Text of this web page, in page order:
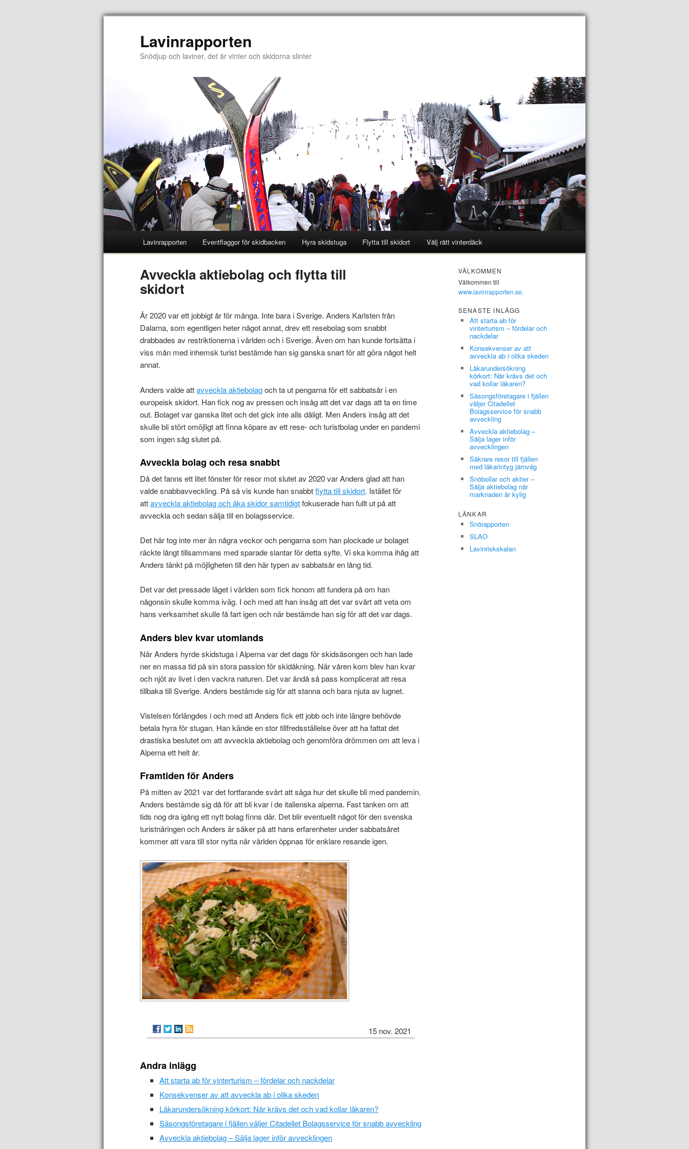
Lavinrapporten
Snödjup och laviner, det är vinter och skidorna slinter
Lavinrapporten Eventflaggor för skidbacken Hyra skidstuga Flytta till skidort Välj rätt vinterdäck
Avveckla aktiebolag och flytta till
skidort
År 2020 var ett jobbigt år för många. Inte bara i Sverige. Anders Karlsten från
Dalarna, som egentligen heter något annat, drev ett resebolag som snabbt
drabbades av restriktionerna i världen och i Sverige. Även om han kunde fortsätta i
viss mån med inhemsk turist bestämde han sig ganska snart för att göra något helt
annat.
Anders valde attavveckla aktiebolagoch ta ut pengarna för ett sabbatsår i en
europeisk skidort. Han fick nog av pressen och insåg att det var dags att ta en time
out. Bolaget var ganska litet och det gick inte alls dåligt. Men Anders insåg att det
skulle bli stört omöjligt att finna köpare av ett rese- och turistbolag under en pandemi
som ingen såg slutet på.
Avveckla bolag och resa snabbt
Då det fanns ett litet fönster för resor mot slutet av 2020 var Anders glad att han
valde snabbavveckling. På så vis kunde han snabbtflytta till skidort. Istället för
attavveckla aktiebolag och åka skidor samtidigtfokuserade han fullt ut på att
avveckla och sedan sälja till en bolagsservice.
Det här tog inte mer än några veckor och pengarna som han plockade ur bolaget
räckte långt tillsammans med sparade slantar för detta syfte. Vi ska komma ihåg att
Anders tänkt på möjligheten till den här typen av sabbatsår en lång tid.
Det var det pressade läget i världen som fick honom att fundera på om han
någonsin skulle komma iväg. I och med att han insåg att det var svårt att veta om
hans verksamhet skulle få fart igen och när bestämde han sig för att det var dags.
Anders blev kvar utomlands
När Anders hyrde skidstuga i Alperna var det dags för skidsäsongen och han lade
ner en massa tid på sin stora passion för skidåkning. När våren kom blev han kvar
och njöt av livet i den vackra naturen. Det var ändå så pass komplicerat att resa
tillbaka till Sverige. Anders bestämde sig för att stanna och bara njuta av lugnet.
Vistelsen förlängdes i och med att Anders fick ett jobb och inte längre behövde
betala hyra för stugan. Han kände en stor tillfredsställelse över att ha fattat det
drastiska beslutet om att avveckla aktiebolag och genomföra drömmen om att leva i
Alperna ett helt år.
Framtiden för Anders
På mitten av 2021 var det fortfarande svårt att säga hur det skulle bli med pandemin.
Anders bestämde sig då för att bli kvar i de italienska alperna. Fast tanken om att
tids nog dra igång ett nytt bolag finns där. Det blir eventuellt något för den svenska
turistnäringen och Anders är säker på att hans erfarenheter under sabbatsåret
kommer att vara till stor nytta när världen öppnas för enklare resande igen.
15 nov. 2021
Andra inlägg
Att starta ab för vinterturism – fördelar och nackdelar
Konsekvenser av att avveckla ab i olika skeden
Läkarundersökning körkort: När krävs det och vad kollar läkaren?
Säsongsföretagare i fjällen väljer Citadellet Bolagsservice för snabb avveckling
Avveckla aktiebolag – Sälja lager inför avvecklingen
VÄLKOMMEN
Välkommen till
www.lavinrapporten.se.
SENASTE INLÄGG
Att starta ab för
vinterturism – fördelar och
nackdelar
Konsekvenser av att
avveckla ab i olika skeden
Läkarundersökning
körkort: När krävs det och
vad kollar läkaren?
Säsongsföretagare i fjällen
väljer Citadellet
Bolagsservice för snabb
avveckling
Avveckla aktiebolag –
Sälja lager inför
avvecklingen
Säkrare resor till fjällen
med läkarintyg järnväg
Snöbollar och aktier –
Sälja aktiebolag när
marknaden är kylig
LÄNKAR
Snörapporten
SLAO
Lavinriskskalan